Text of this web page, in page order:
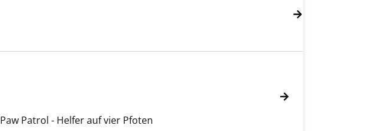
Paw Patrol - Helfer auf vier Pfoten